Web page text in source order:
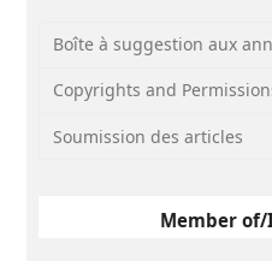
Boîte à suggestion aux
Copyrights and
Soumission des articles
Member